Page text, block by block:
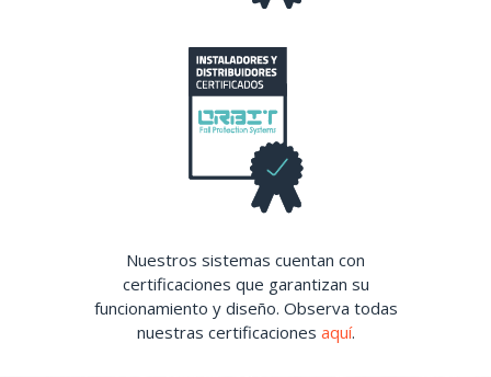
Nuestros sistemas cuentan con
certificaciones que garantizan su
funcionamiento y diseño. Observa todas
nuestras certificaciones aquí.